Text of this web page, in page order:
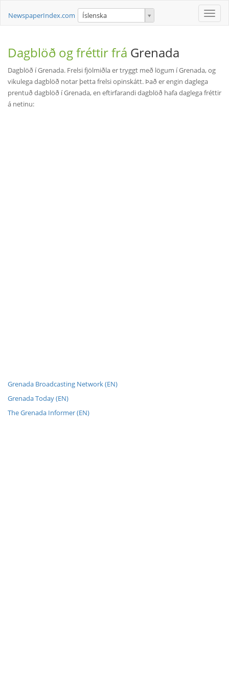
Toggle
NewspaperIndex.com Íslenska
Dagblöð og fréttir frá Grenada
Dagblöð í Grenada. Frelsi fjölmiðla er tryggt með lögum í Grenada, og
vikulega dagblöð notar þetta frelsi opinskátt. Það er engin daglega
prentuð dagblöð í Grenada, en eftirfarandi dagblöð hafa daglega fréttir
á netinu:
Grenada Broadcasting Network (EN)
Grenada Today (EN)
The Grenada Informer (EN)